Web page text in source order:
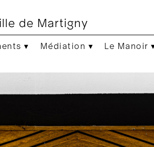
de Martigny
▾ Médiation ▾ Le Manoir